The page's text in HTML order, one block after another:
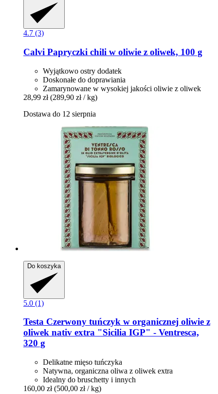
4.7 (3)
Calvi Papryczki chili w oliwie z oliwek, 100 g
Wyjątkowo ostry dodatek
Doskonałe do doprawiania
Zamarynowane w wysokiej jakości oliwie z oliwek
28,99 zł (289,90 zł / kg)
Dostawa do 12 sierpnia
Do koszyka
5.0 (1)
Testa Czerwony tuńczyk w organicznej oliwie z
oliwek nativ extra "Sicilia IGP" -​ Ventresca,
320 g
Delikatne mięso tuńczyka
Natywna, organiczna oliwa z oliwek extra
Idealny do bruschetty i innych
160,00 zł (500,00 zł / kg)